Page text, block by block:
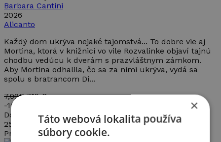
Barbara Cantini
2026
Alicanto
Každý dom ukrýva nejaké tajomstvá... To dobre vie aj
Mortina, ktorá v knižnici vo vile Rozvalinke objaví tajnú
chodbu vedúcu k dverám s prazvláštnym zámkom.
Aby Mortina odhalila, čo sa za nimi ukrýva, vydá sa
spolu s bratrancom Di...
7,99€ 7,19 €
-10%
Dostupné od
25.09.2026
Pripravujeme
×
Táto webová lokalita používa
súbory cookie.